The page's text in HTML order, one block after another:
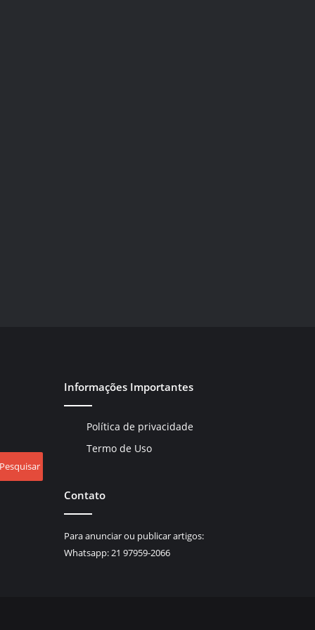
Informações Importantes
Política de privacidade
Termo de Uso
Contato
Para anunciar ou publicar artigos:
Whatsapp:21 97959-2066